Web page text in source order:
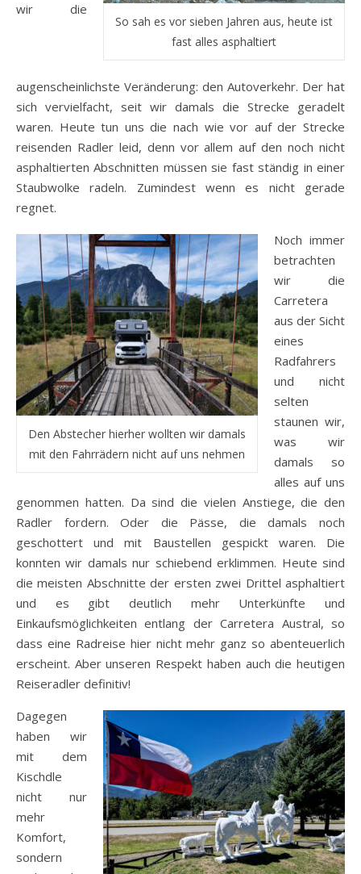
So sah es vor sieben Jahren aus, heute ist
fast alles asphaltiert
wir die
augenscheinlichste Veränderung: den Autoverkehr. Der hat
sich vervielfacht, seit wir damals die Strecke geradelt
waren. Heute tun uns die nach wie vor auf der Strecke
reisenden Radler leid, denn vor allem auf den noch nicht
asphaltierten Abschnitten müssen sie fast ständig in einer
Staubwolke radeln. Zumindest wenn es nicht gerade
regnet.
Den Abstecher hierher wollten wir damals
mit den Fahrrädern nicht auf uns nehmen
Noch immer
betrachten
wir die
Carretera
aus der Sicht
eines
Radfahrers
und nicht
selten
staunen wir,
was wir
damals so
alles auf uns
genommen hatten. Da sind die vielen Anstiege, die den
Radler fordern. Oder die Pässe, die damals noch
geschottert und mit Baustellen gespickt waren. Die
konnten wir damals nur schiebend erklimmen. Heute sind
die meisten Abschnitte der ersten zwei Drittel asphaltiert
und es gibt deutlich mehr Unterkünfte und
Einkaufsmöglichkeiten entlang der Carretera Austral, so
dass eine Radreise hier nicht mehr ganz so abenteuerlich
erscheint. Aber unseren Respekt haben auch die heutigen
Reiseradler definitiv!
Dagegen
haben wir
mit dem
Kischdle
nicht nur
mehr
Komfort,
sondern